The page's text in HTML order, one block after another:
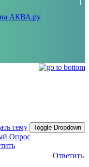
тему Toggle Dropdown
Опрос
Ответить